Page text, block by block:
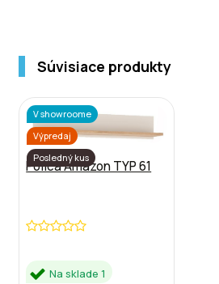
Súvisiace produkty
Polica Amazon TYP 61
Na sklade 1
V showroome
Výpredaj
Posledný kus